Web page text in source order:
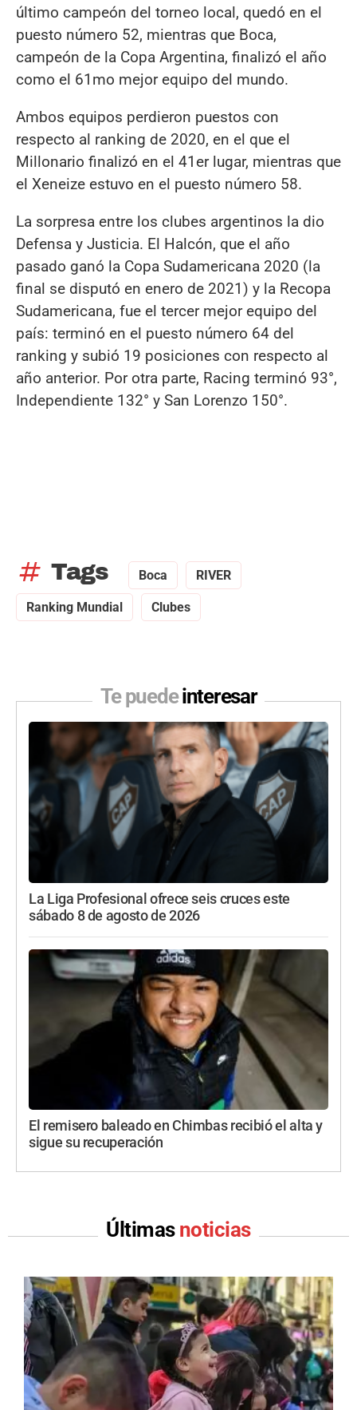
último campeón del torneo local, quedó en el
puesto número 52, mientras que Boca,
campeón de la Copa Argentina, finalizó el año
como el 61mo mejor equipo del mundo.
Ambos equipos perdieron puestos con
respecto al ranking de 2020, en el que el
Millonario finalizó en el 41er lugar, mientras que
el Xeneize estuvo en el puesto número 58.
La sorpresa entre los clubes argentinos la dio
Defensa y Justicia. El Halcón, que el año
pasado ganó la Copa Sudamericana 2020 (la
final se disputó en enero de 2021) y la Recopa
Sudamericana, fue el tercer mejor equipo del
país: terminó en el puesto número 64 del
ranking y subió 19 posiciones con respecto al
año anterior. Por otra parte, Racing terminó 93°,
Independiente 132° y San Lorenzo 150°.
tag Tags Boca RIVER
Ranking Mundial Clubes
Te puedeinteresar
La Liga Profesional ofrece seis cruces este
sábado 8 de agosto de 2026
El remisero baleado en Chimbas recibió el alta y
sigue su recuperación
Últimas noticias